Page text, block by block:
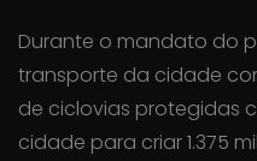
Durante o mandato do
transporte da cidade
de ciclovias protegidas
cidade para criar 1.375